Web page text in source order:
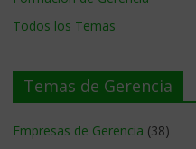
Todos los Temas
Temas de Gerencia
Empresas de Gerencia (38)